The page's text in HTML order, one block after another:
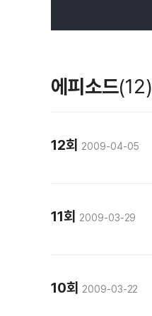
에피소드(12)
12회 2009-04-05
11회 2009-03-29
10회 2009-03-22